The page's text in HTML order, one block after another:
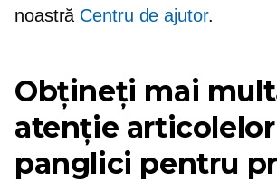
noastră Centru de ajutor.
Obțineți mai
atenție
panglici pentru